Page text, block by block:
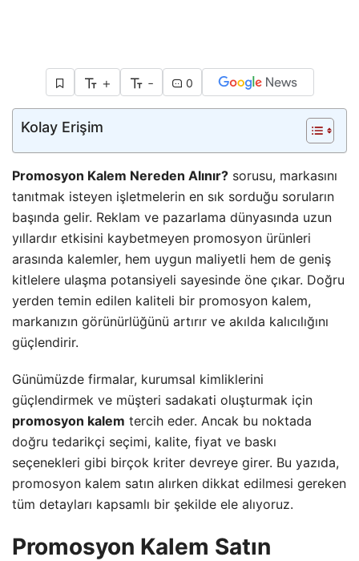
+ - 0
Kolay Erişim
Promosyon Kalem Nereden Alınır? sorusu, markasını
tanıtmak isteyen işletmelerin en sık sorduğu soruların
başında gelir. Reklam ve pazarlama dünyasında uzun
yıllardır etkisini kaybetmeyen promosyon ürünleri
arasında kalemler, hem uygun maliyetli hem de geniş
kitlelere ulaşma potansiyeli sayesinde öne çıkar. Doğru
yerden temin edilen kaliteli bir promosyon kalem,
markanızın görünürlüğünü artırır ve akılda kalıcılığını
güçlendirir.
Günümüzde firmalar, kurumsal kimliklerini
güçlendirmek ve müşteri sadakati oluşturmak için
promosyon kalem tercih eder. Ancak bu noktada
doğru tedarikçi seçimi, kalite, fiyat ve baskı
seçenekleri gibi birçok kriter devreye girer. Bu yazıda,
promosyon kalem satın alırken dikkat edilmesi gereken
tüm detayları kapsamlı bir şekilde ele alıyoruz.
Promosyon Kalem Satın